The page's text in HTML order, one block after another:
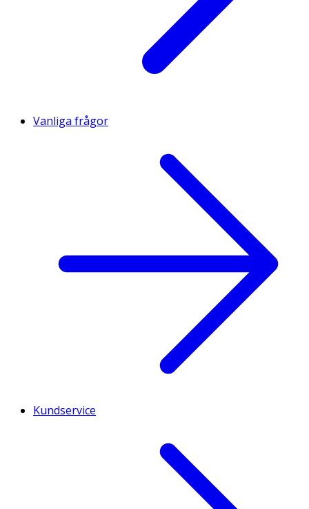
Vanliga frågor
Kundservice